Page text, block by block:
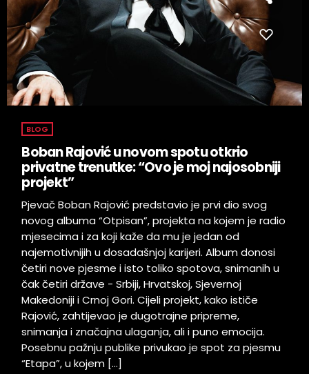
BLOG
Boban Rajović u novom spotu otkrio
privatne trenutke: “Ovo je moj najosobniji
projekt”
Pjevač Boban Rajović predstavio je prvi dio svog
novog albuma “Otpisan”, projekta na kojem je radio
mjesecima i za koji kaže da mu je jedan od
najemotivnijih u dosadašnjoj karijeri. Album donosi
četiri nove pjesme i isto toliko spotova, snimanih u
čak četiri države - Srbiji, Hrvatskoj, Sjevernoj
Makedoniji i Crnoj Gori. Cijeli projekt, kako ističe
Rajović, zahtijevao je dugotrajne pripreme,
snimanja i značajna ulaganja, ali i puno emocija.
Posebnu pažnju publike privukao je spot za pjesmu
“Etapa”, u kojem […]